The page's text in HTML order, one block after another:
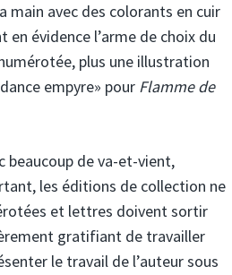
main avec des colorants en cuir
évidence l’arme de choix du
plus une illustration
empyre» pour Flamme de
beaucoup de va-et-vient,
les éditions de collection ne
et lettres doivent sortir
gratifiant de travailler
le travail de l’auteur sous